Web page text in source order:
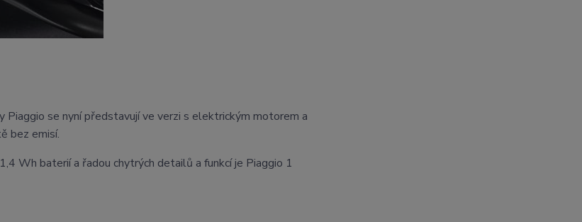
se nyní představují ve verzi s elektrickým motorem a
bez emisí.
Wh baterií a řadou chytrých detailů a funkcí je Piaggio 1